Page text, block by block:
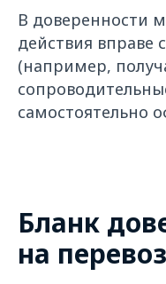
В доверенности
действия вправе
(например,
самостоятельно
Бланк
на